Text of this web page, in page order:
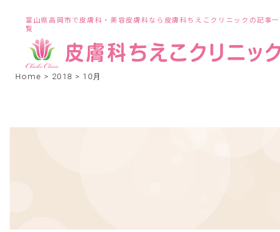
富山県高岡市で皮膚科・美容皮膚科なら皮膚科ちえこクリニックの記事一
覧
Home > 2018 > 10月